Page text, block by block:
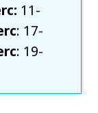
11-
: 17-
: 19-